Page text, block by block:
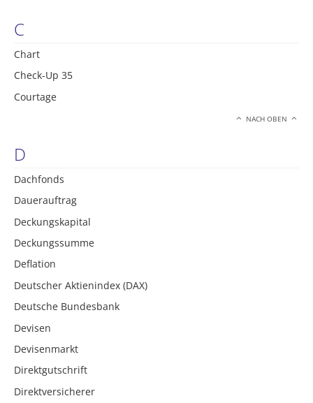
C
Chart
Check-Up 35
Courtage
NACH OBEN
D
Dachfonds
Dauerauftrag
Deckungskapital
Deckungssumme
Deflation
Deutscher Aktienindex (DAX)
Deutsche Bundesbank
Devisen
Devisenmarkt
Direktgutschrift
Direktversicherer